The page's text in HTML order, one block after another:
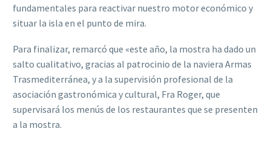
fundamentales para reactivar nuestro motor económico y
situar la isla en el punto de mira.
Para finalizar, remarcó que «este año, la mostra ha dado un
salto cualitativo, gracias al patrocinio de la naviera Armas
Trasmediterránea, y a la supervisión profesional de la
asociación gastronómica y cultural, Fra Roger, que
supervisará los menús de los restaurantes que se presenten
a la mostra.